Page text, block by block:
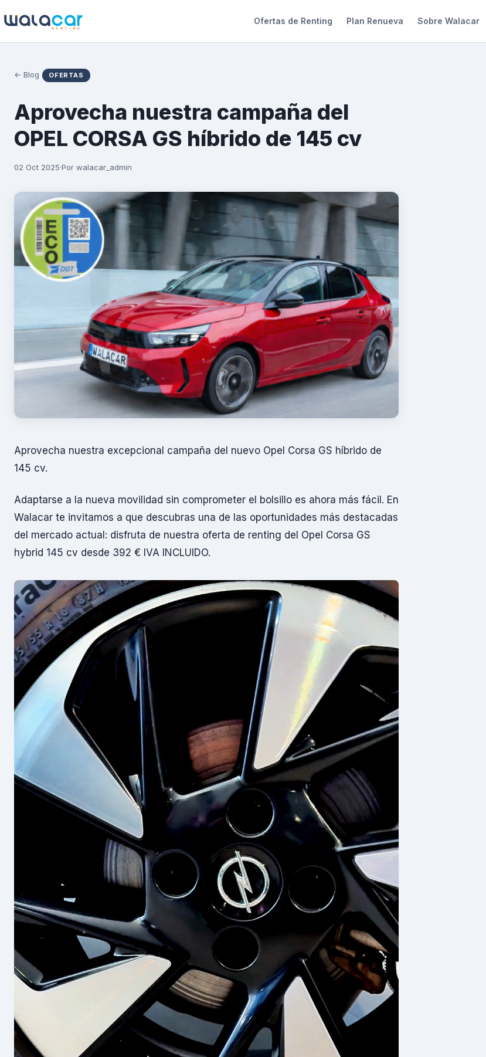
Ofertas de Renting Plan Renueva Sobre Walacar
← Blog OFERTAS
Aprovecha nuestra campaña del
OPEL CORSA GS híbrido de 145 cv
02 Oct 2025·Por walacar_admin
Aprovecha nuestra excepcional campaña del nuevo Opel Corsa GS híbrido de
145 cv.
Adaptarse a la nueva movilidad sin comprometer el bolsillo es ahora más fácil. En
Walacar te invitamos a que descubras una de las oportunidades más destacadas
del mercado actual: disfruta de nuestra oferta de renting del Opel Corsa GS
hybrid 145 cv desde 392 € IVA INCLUIDO.